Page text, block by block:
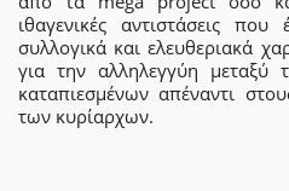
ιθαγενικές αντιστάσεις
συλλογικά και ελευθεριακά
για την αλληλεγγύη μεταξύ
καταπιεσμένων απέναντι
των κυρίαρχων.